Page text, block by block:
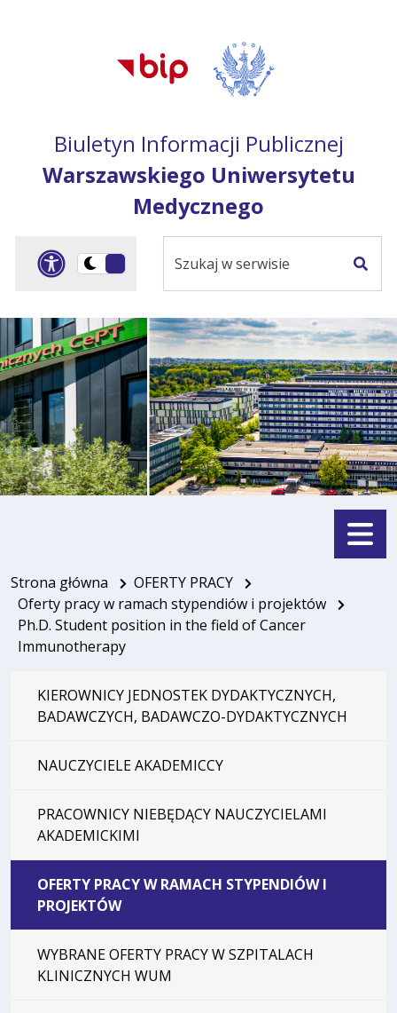
głównego menu
serwisu
Biuletyn Informacji Publicznej
Warszawskiego Uniwersytetu
Medycznego
Panel dostosowania
Przełącz
ciemną
serwisie
Menu
Strona główna
OFERTY PRACY
Oferty pracy w ramach stypendiów i projektów
Ph.D. Student position in the field of Cancer
Immunotherapy
KIEROWNICY JEDNOSTEK DYDAKTYCZNYCH,
BADAWCZYCH, BADAWCZO-DYDAKTYCZNYCH
NAUCZYCIELE AKADEMICCY
PRACOWNICY NIEBĘDĄCY NAUCZYCIELAMI
AKADEMICKIMI
OFERTY PRACY W RAMACH STYPENDIÓW I
PROJEKTÓW
WYBRANE OFERTY PRACY W SZPITALACH
KLINICZNYCH WUM